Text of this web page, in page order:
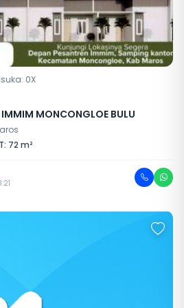
0X
MONCONGLOE BULU
72 m²